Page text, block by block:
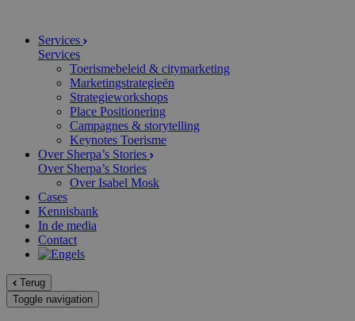
Services
Services
Toerismebeleid & citymarketing
Marketingstrategieën
Strategieworkshops
Place Positionering
Campagnes & storytelling
Keynotes Toerisme
Over Sherpa’s Stories
Over Sherpa’s Stories
Over Isabel Mosk
Cases
Kennisbank
In de media
Contact
Terug
Toggle navigation